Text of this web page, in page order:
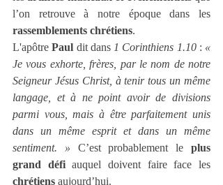
rassemblements chrétiens.
L'apôtre Paul dit dans 1 Corinthiens 1.10 : «
Je vous exhorte, frères, par le nom de notre
Seigneur Jésus Christ, à tenir tous un même
langage, et à ne point avoir de divisions
parmi vous, mais à être parfaitement unis
dans un même esprit et dans un même
sentiment. » C’est probablement le plus
grand défi
chrétiens aujourd’hui.